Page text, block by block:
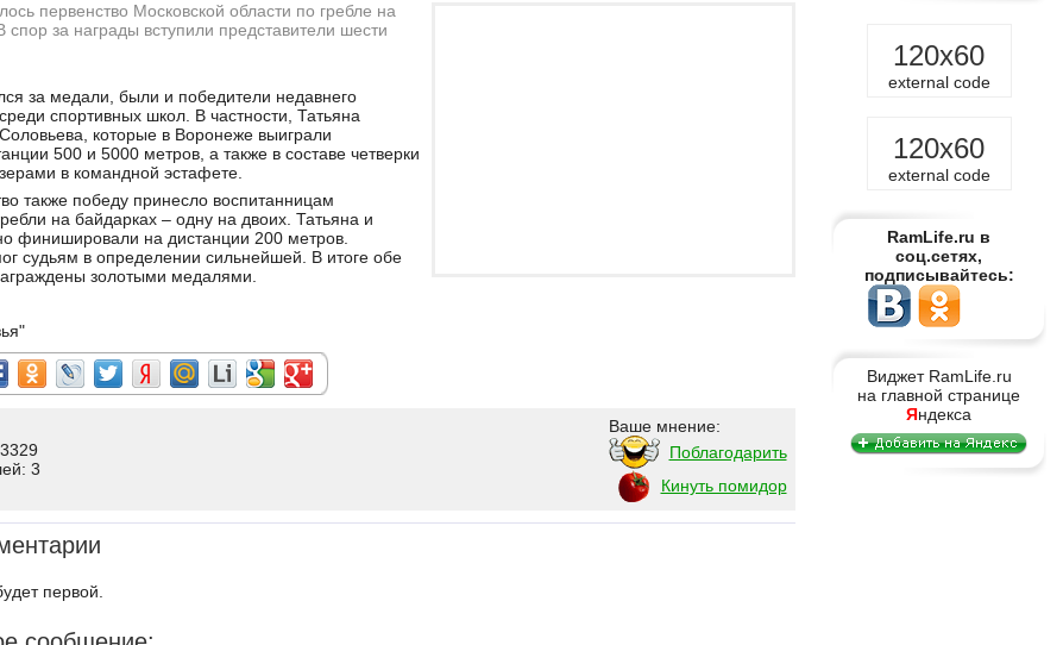
первенство Московской области по гребле на
спор за награды вступили представители шести
за медали, были и победители недавнего
спортивных школ. В частности, Татьяна
которые в Воронеже выиграли
500 и 5000 метров, а также в составе четверки
в командной эстафете.
также победу принесло воспитанницам
на байдарках – одну на двоих. Татьяна и
финишировали на дистанции 200 метров.
судьям в определении сильнейшей. В итоге обе
золотыми медалями.
3
Ваше мнение:
Поблагодарить
Кинуть помидор
первой.
120x60
external code
120x60
external code
RamLife.ru в
соц.сетях,
подписывайтесь:
Виджет RamLife.ru
на главной странице
Яндекса